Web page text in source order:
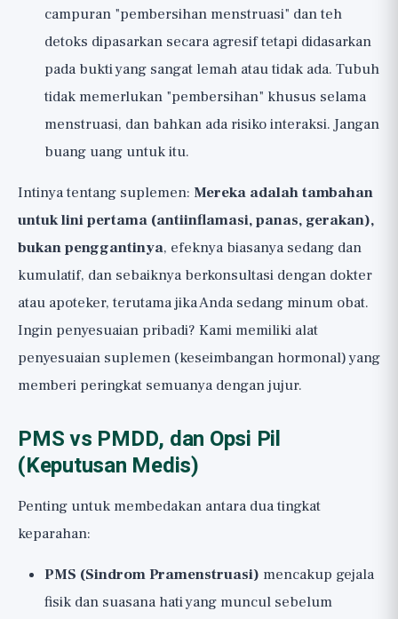
campuran "pembersihan menstruasi" dan teh
detoks dipasarkan secara agresif tetapi didasarkan
pada bukti yang sangat lemah atau tidak ada. Tubuh
tidak memerlukan "pembersihan" khusus selama
menstruasi, dan bahkan ada risiko interaksi. Jangan
buang uang untuk itu.
Intinya tentang suplemen: Mereka adalah tambahan
untuk lini pertama (antiinflamasi, panas, gerakan),
bukan penggantinya, efeknya biasanya sedang dan
kumulatif, dan sebaiknya berkonsultasi dengan dokter
atau apoteker, terutama jika Anda sedang minum obat.
Ingin penyesuaian pribadi? Kami memiliki alat
penyesuaian suplemen (keseimbangan hormonal)yang
memberi peringkat semuanya dengan jujur.
PMS vs PMDD, dan Opsi Pil
(Keputusan Medis)
Penting untuk membedakan antara dua tingkat
keparahan:
PMS (Sindrom Pramenstruasi) mencakup gejala
fisik dan suasana hati yang muncul sebelum